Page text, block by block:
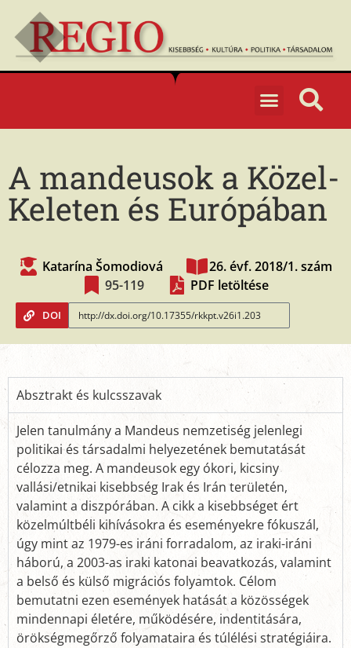
A mandeusok a Közel-
Keleten és Európában
Katarína Šomodiová
26. évf. 2018/1. szám
95-119
PDF letöltése
DOI
Absztrakt és kulcsszavak
Jelen tanulmány a Mandeus nemzetiség jelenlegi
politikai és társadalmi helyezetének bemutatását
célozza meg. A mandeusok egy ókori, kicsiny
vallási/etnikai kisebbség Irak és Irán területén,
valamint a diszpórában. A cikk a kisebbséget ért
közelmúltbéli kihívásokra és eseményekre fókuszál,
úgy mint az 1979-es iráni forradalom, az iraki-iráni
háború, a 2003-as iraki katonai beavatkozás, valamint
a belső és külső migrációs folyamtok. Célom
bemutatni ezen események hatását a közösségek
mindennapi életére, működésére, indentitására,
örökségmegőrző folyamataira és túlélési stratégiáira.